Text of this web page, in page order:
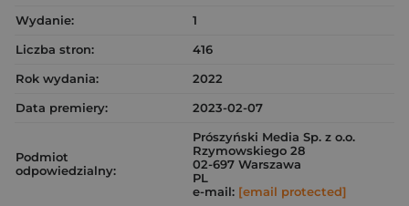
Wydanie:
1
Liczba stron:
416
Rok wydania:
2022
Data premiery:
2023-02-07
Podmiot
odpowiedzialny:
Prószyński Media Sp. z o.o.
Rzymowskiego 28
02-697 Warszawa
PL
e-mail: [email protected]